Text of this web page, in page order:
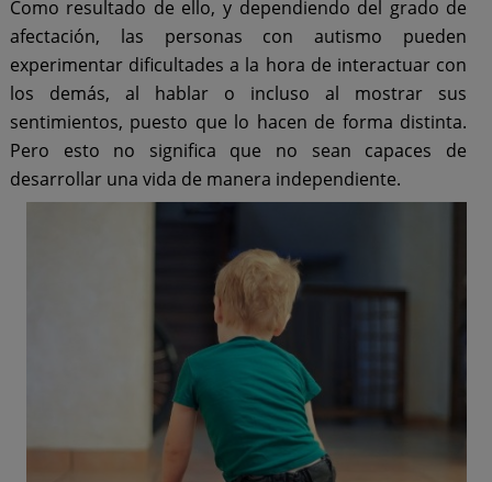
Como resultado de ello, y dependiendo del grado de
afectación, las personas con autismo pueden
experimentar dificultades a la hora de interactuar con
los demás, al hablar o incluso al mostrar sus
sentimientos, puesto que lo hacen de forma distinta.
Pero esto no significa que no sean capaces de
desarrollar una vida de manera independiente.